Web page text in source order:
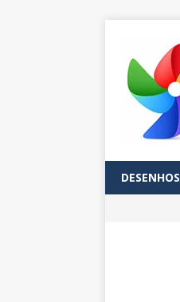
DESENHOS